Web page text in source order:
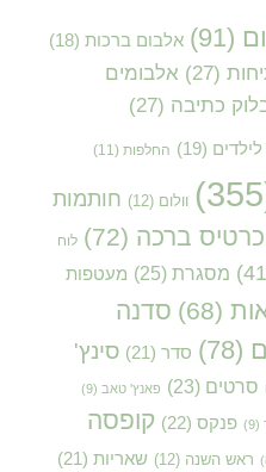
(91) אלבום ברכות (18)
(27)
אלבומים
כתיבה (27)
(19) החלפות (11)
וולום (12)
חותמות
כרטיס ברכה (72) לוח
מסגרת (25) מעטפות
(68)
סדנה
(78) סדר (21)
סינץ'
סרטים (23) פאנץ' טאב (9)
(9) פנקס (22)
קופסה
ראש השנה (12) שאריות (21)